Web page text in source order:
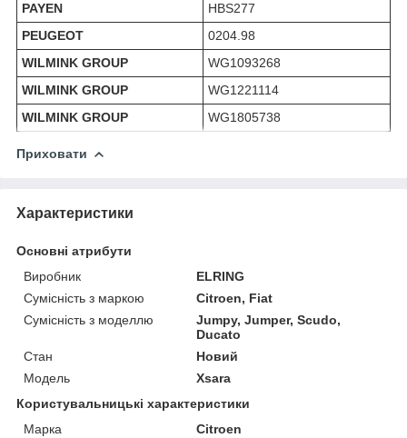
PAYEN
HBS277
PEUGEOT
0204.98
WILMINK GROUP
WG1093268
WILMINK GROUP
WG1221114
WILMINK GROUP
WG1805738
Приховати
Характеристики
Основні атрибути
Виробник
ELRING
Сумісність з маркою
Citroen, Fiat
Сумісність з моделлю
Jumpy, Jumper, Scudo,
Ducato
Стан
Новий
Модель
Xsara
Користувальницькі характеристики
Марка
Citroen